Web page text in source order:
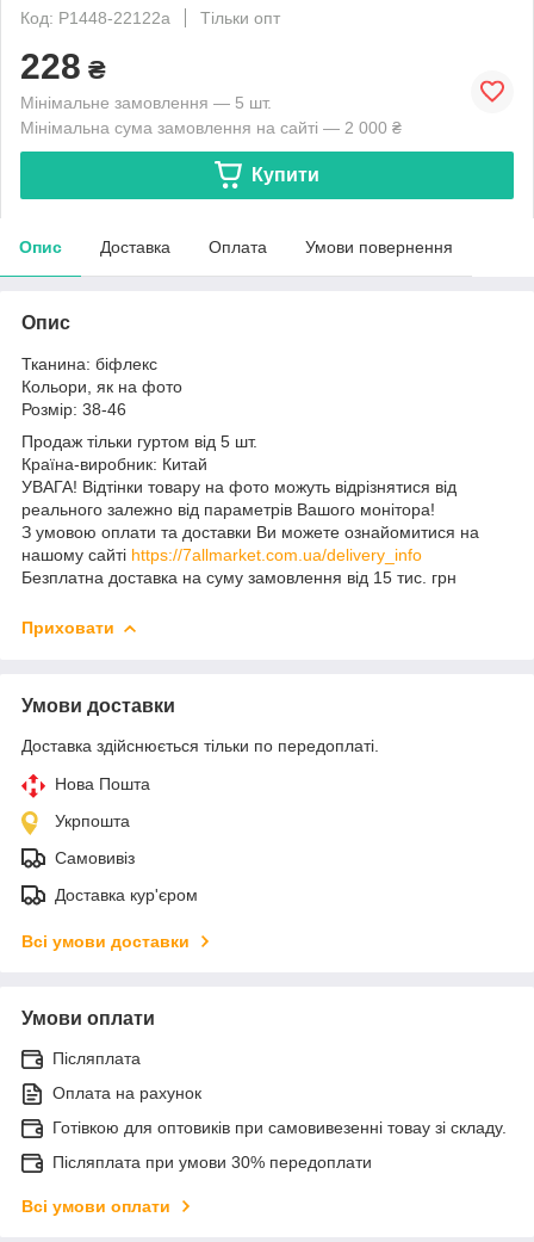
Код: P1448-22122a
Тільки опт
228 ₴
Мінімальне замовлення — 5 шт.
Мінімальна сума замовлення на сайті — 2 000 ₴
Купити
Опис Доставка Оплата Умови повернення
Опис
Тканина: біфлекс
Кольори, як на фото
Розмір: 38-46
Продаж тільки гуртом від 5 шт.
Країна-виробник: Китай
УВАГА! Відтінки товару на фото можуть відрізнятися від
реального залежно від параметрів Вашого монітора!
З умовою оплати та доставки Ви можете ознайомитися на
нашому сайті https://7allmarket.com.ua/delivery_info
Безплатна доставка на суму замовлення від 15 тис. грн
Приховати
Умови доставки
Доставка здійснюється тільки по передоплаті.
Нова Пошта
Укрпошта
Самовивіз
Доставка кур'єром
Всі умови доставки
Умови оплати
Післяплата
Оплата на рахунок
Готівкою для оптовиків при самовивезенні товау зі складу.
Післяплата при умови 30% передоплати
Всі умови оплати